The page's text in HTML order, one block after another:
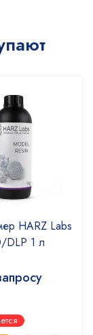
HARZ Labs
DLP 1 л